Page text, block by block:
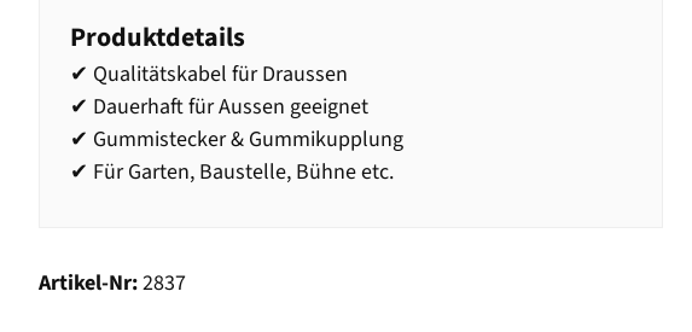
Produktdetails
✔ Qualitätskabel für Draussen
✔ Dauerhaft für Aussen geeignet
✔ Gummistecker & Gummikupplung
✔ Für Garten, Baustelle, Bühne etc.
Artikel-Nr:2837